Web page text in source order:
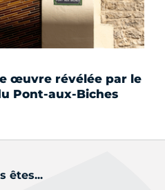
œuvre révélée par le
Pont-aux-Biches
êtes...